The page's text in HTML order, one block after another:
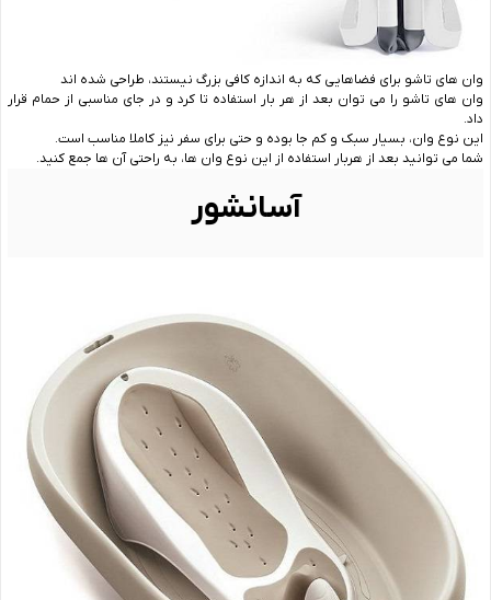
وان‌ های تاشو برای فضاهایی که به اندازه کافی بزرگ نیستند، طراحی شده اند
وان های تاشو را می ‌توان بعد از هر بار استفاده تا کرد و در جای مناسبی از حمام قرار
داد.
این نوع وان، بسیار سبک و کم جا بوده و حتی برای سفر نیز کاملا مناسب است.
شما می توانید بعد از هربار استفاده از این نوع وان ها، به راحتی آن ها جمع کنید.
آسانشور